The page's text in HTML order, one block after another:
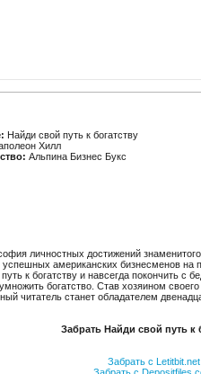
Найди свой путь к богатству
Хилл
Альпина Бизнес Букс
личностных достижений
американских бизнесменов на
к богатству и навсегда покончить
богатство. Став хозяином
читатель станет обладателем
Забрать Найди свой путь к
Забрать с Letitbit.net